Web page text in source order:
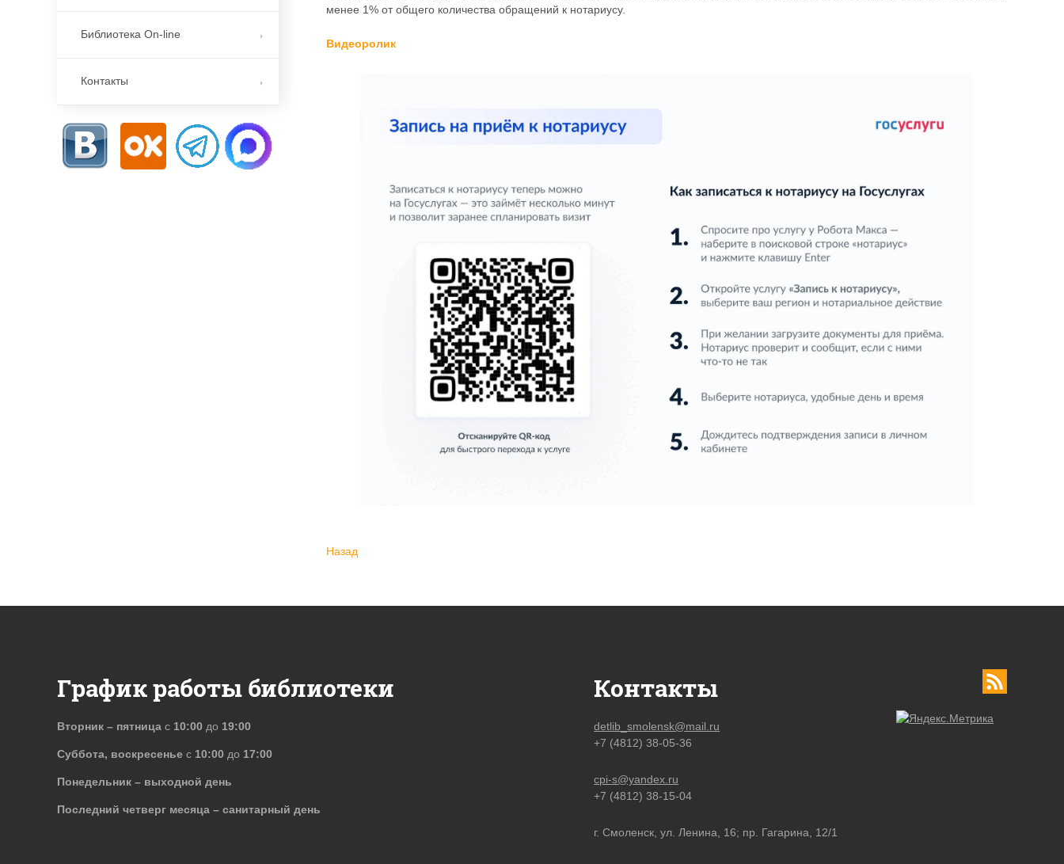
менее 1% от общего количества обращений к нотариусу.
Видеоролик
Назад
Библиотека On-line
Контакты
Контакты
detlib_smolensk@mail.ru
+7 (4812) 38-05-36
cpi-s@yandex.ru
+7 (4812) 38-15-04
г. Смоленск, ул. Ленина, 16; пр. Гагарина, 12/1
График работы библиотеки
Вторник – пятница с 10:00 до 19:00
Суббота, воскресенье с 10:00 до 17:00
Понедельник – выходной день
Последний четверг месяца – санитарный день